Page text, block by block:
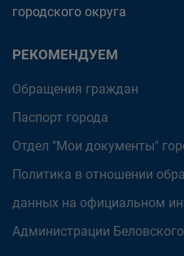
городского округа
РЕКОМЕНДУЕМ
Обращения граждан
Паспорт города
Отдел "Мои документы"
Политика в отношении
данных на официальном
Администрации